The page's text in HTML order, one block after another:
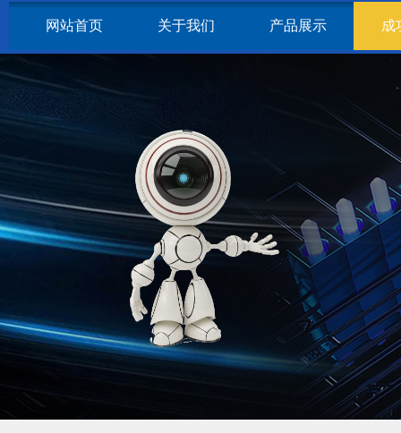
网站首页 关于我们 产品展示 成